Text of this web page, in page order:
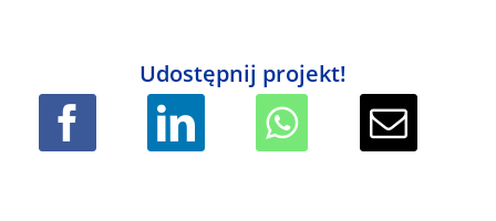
Udostępnij projekt!